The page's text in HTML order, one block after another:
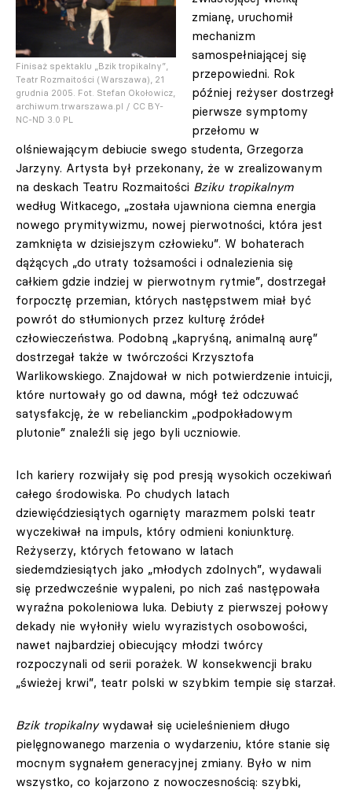
Finisaż spektaklu „Bzik tropikalny”,
Teatr Rozmaitości (Warszawa), 21
grudnia 2005. Fot. Stefan Okołowicz,
archiwum.trwarszawa.pl / CC BY-
NC-ND 3.0 PL
zmianę, uruchomił
mechanizm
samospełniającej się
przepowiedni. Rok
później reżyser dostrzegł
pierwsze symptomy
przełomu w
olśniewającym debiucie swego studenta, Grzegorza
Jarzyny. Artysta był przekonany, że w zrealizowanym
na deskach Teatru Rozmaitości Bziku tropikalnym
według Witkacego, „została ujawniona ciemna energia
nowego prymitywizmu, nowej pierwotności, która jest
zamknięta w dzisiejszym człowieku”. W bohaterach
dążących „do utraty tożsamości i odnalezienia się
całkiem gdzie indziej w pierwotnym rytmie”, dostrzegał
forpocztę przemian, których następstwem miał być
powrót do stłumionych przez kulturę źródeł
człowieczeństwa. Podobną „kapryśną, animalną aurę”
dostrzegał także w twórczości Krzysztofa
Warlikowskiego. Znajdował w nich potwierdzenie intuicji,
które nurtowały go od dawna, mógł też odczuwać
satysfakcję, że w rebelianckim „podpokładowym
plutonie” znaleźli się jego byli uczniowie.
Ich kariery rozwijały się pod presją wysokich oczekiwań
całego środowiska. Po chudych latach
dziewięćdziesiątych ogarnięty marazmem polski teatr
wyczekiwał na impuls, który odmieni koniunkturę.
Reżyserzy, których fetowano w latach
siedemdziesiątych jako „młodych zdolnych”, wydawali
się przedwcześnie wypaleni, po nich zaś następowała
wyraźna pokoleniowa luka. Debiuty z pierwszej połowy
dekady nie wyłoniły wielu wyrazistych osobowości,
nawet najbardziej obiecujący młodzi twórcy
rozpoczynali od serii porażek. W konsekwencji braku
„świeżej krwi”, teatr polski w szybkim tempie się starzał.
Bzik tropikalnywydawał się ucieleśnieniem długo
pielęgnowanego marzenia o wydarzeniu, które stanie się
mocnym sygnałem generacyjnej zmiany. Było w nim
wszystko, co kojarzono z nowoczesnością: szybki,